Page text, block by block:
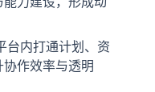
台内打通计划、资
作效率与透明